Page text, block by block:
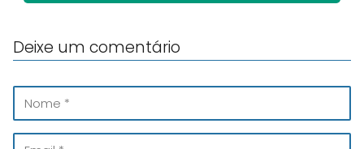
Deixe um comentário